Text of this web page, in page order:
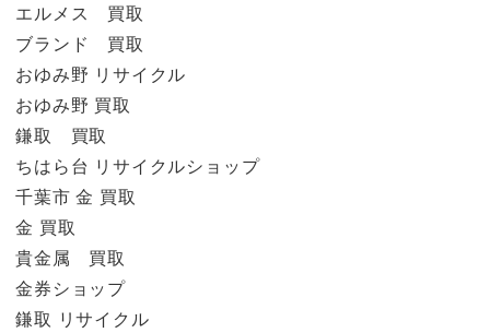
エルメス 買取
ブランド 買取
おゆみ野 リサイクル
おゆみ野 買取
鎌取 買取
ちはら台 リサイクルショップ
千葉市 金 買取
金 買取
貴金属 買取
金券ショップ
鎌取 リサイクル